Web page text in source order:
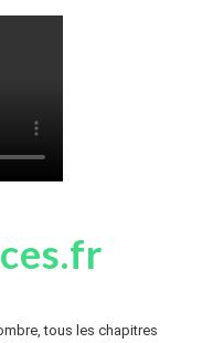
tous les chapitres